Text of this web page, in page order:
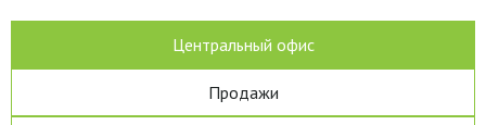
Центральный офис
Продажи